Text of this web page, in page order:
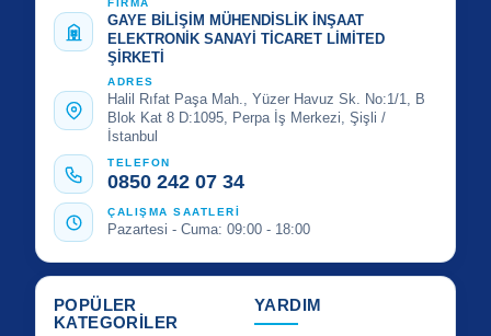
FİRMA
GAYE BİLİŞİM MÜHENDİSLİK İNŞAAT
ELEKTRONİK SANAYİ TİCARET LİMİTED
ŞİRKETİ
ADRES
Halil Rıfat Paşa Mah., Yüzer Havuz Sk. No:1/1, B
Blok Kat 8 D:1095, Perpa İş Merkezi, Şişli /
İstanbul
TELEFON
0850 242 07 34
ÇALIŞMA SAATLERİ
Pazartesi - Cuma: 09:00 - 18:00
POPÜLER
KATEGORİLER
YARDIM